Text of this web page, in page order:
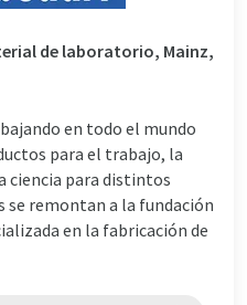
de laboratorio, Mainz,
en todo el mundo
para el trabajo, la
ciencia para distintos
se remontan a la fundación
en la fabricación de